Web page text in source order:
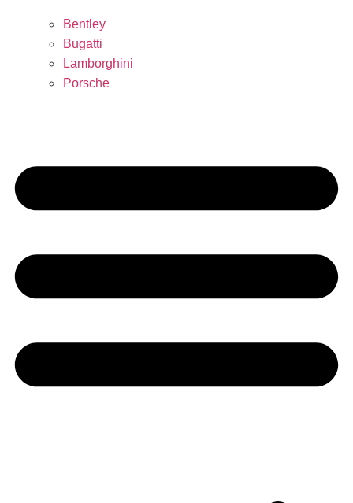
Bentley
Bugatti
Lamborghini
Porsche